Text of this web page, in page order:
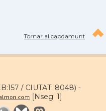
Tornar al capdamunt
/ CIUTAT: 8048) -
[Nseg: 1]